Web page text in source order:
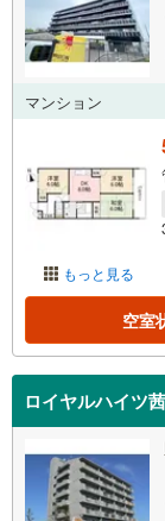
マンション
もっと見る
空室
ロイヤルハイツ茜